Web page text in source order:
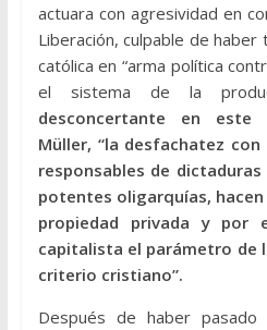
actuara con agresividad en
Liberación, culpable de
católica en “arma política
el sistema de la
desconcertante en este
Müller, “la desfachatez
responsables de
potentes oligarquías,
propiedad privada y por
capitalista el parámetro de
criterio cristiano”.
Después de haber